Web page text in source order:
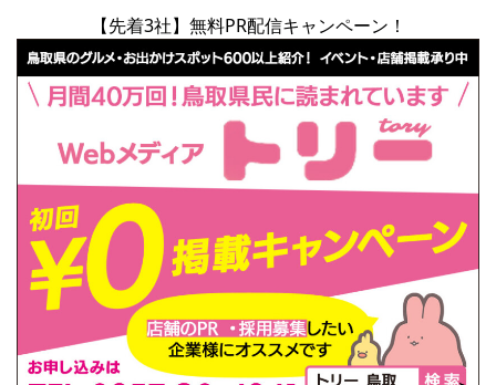
【先着3社】無料PR配信キャンペーン！